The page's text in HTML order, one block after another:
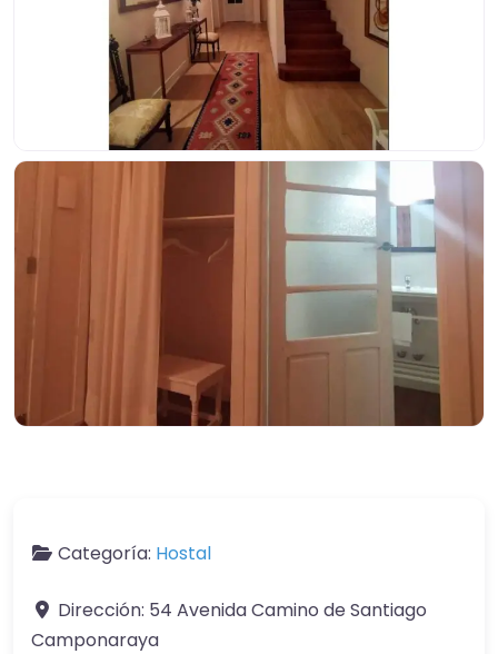
Categoría: Hostal
Dirección: 54 Avenida Camino de Santiago
Camponaraya